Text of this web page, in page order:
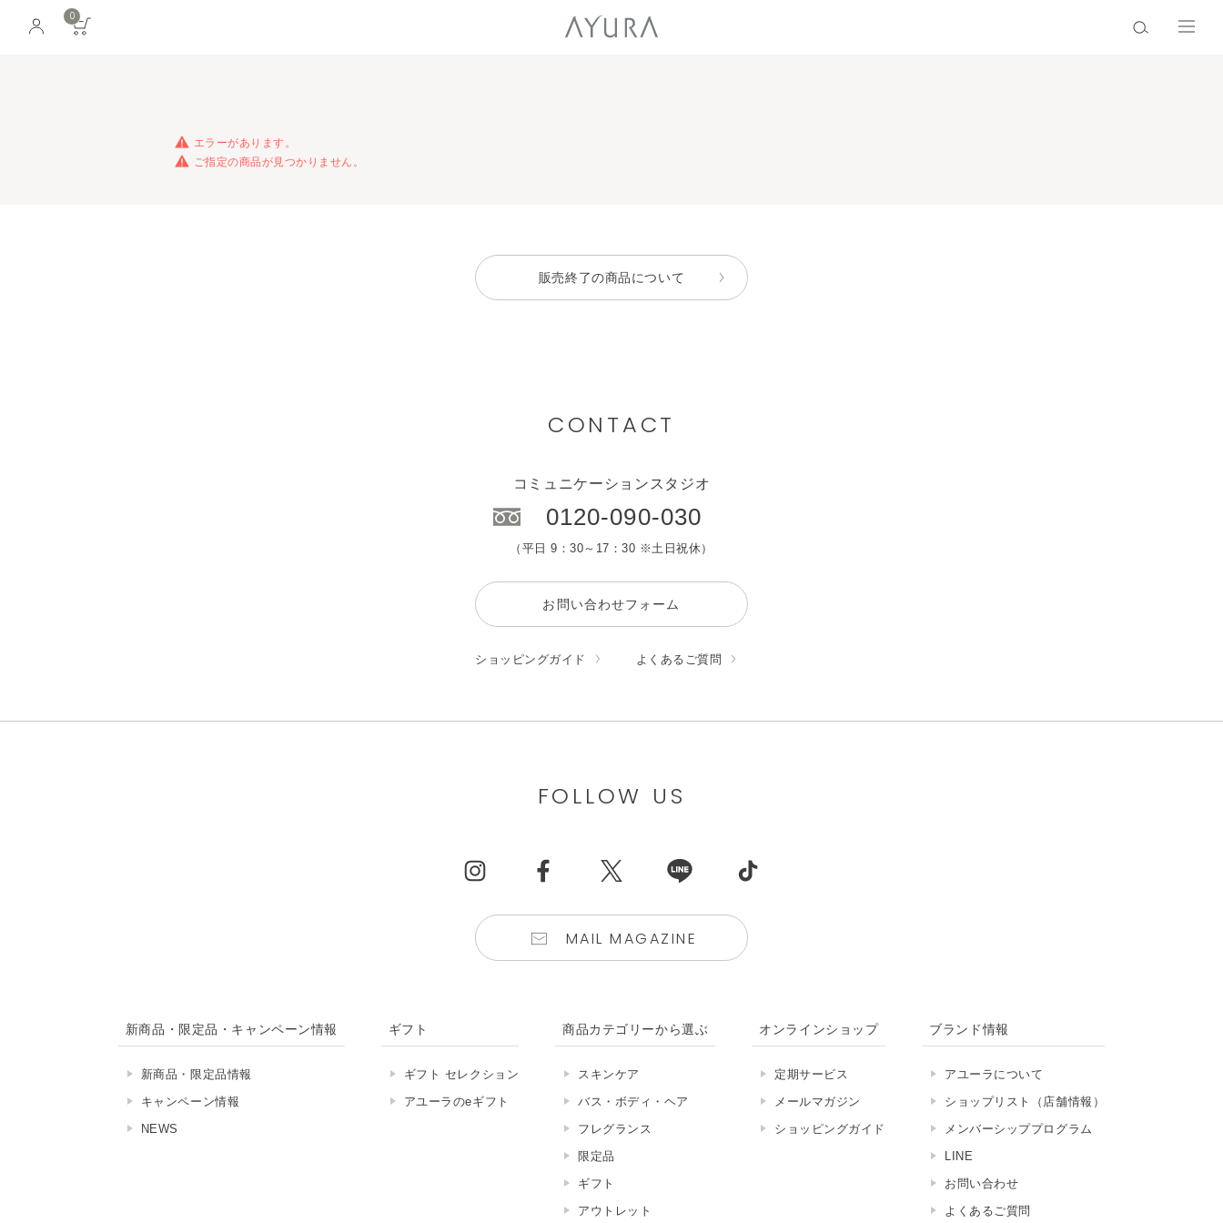
0
エラーがあります。
ご指定の商品が見つかりません。
販売終了の商品について
CONTACT
コミュニケーションスタジオ
0120-090-030
（平日 9：30～17：30 ※土日祝休）
お問い合わせフォーム
ショッピングガイド よくあるご質問
FOLLOW US
MAIL MAGAZINE
新商品・限定品・キャンペーン情報
新商品・限定品情報
キャンペーン情報
NEWS
ギフト
ギフト セレクション
アユーラのeギフト
商品カテゴリーから選ぶ
スキンケア
バス・ボディ・ヘア
フレグランス
限定品
ギフト
アウトレット
オンラインショップ
定期サービス
メールマガジン
ショッピングガイド
ブランド情報
アユーラについて
ショップリスト（店舗情報）
メンバーシッププログラム
LINE
お問い合わせ
よくあるご質問